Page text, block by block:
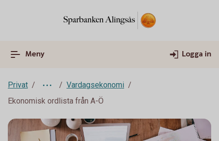
Meny Logga in
Privat
Vardagsekonomi
Ekonomisk ordlista från A-Ö